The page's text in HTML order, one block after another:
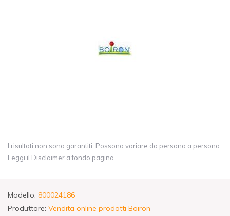
I risultati non sono garantiti. Possono variare da persona a persona.
Leggi il Disclaimer a fondo pagina
Modello: 800024186
Produttore: Vendita online prodotti Boiron